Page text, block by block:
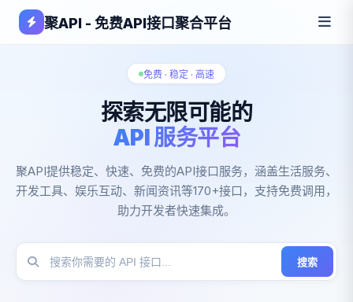
聚API - 免费API接口聚合平台
免费 · 稳定 · 高速
探索无限可能的
API 服务平台
聚API提供稳定、快速、免费的API接口服务，涵盖生活服务、
开发工具、娱乐互动、新闻资讯等170+接口，支持免费调用，
助力开发者快速集成。
搜索